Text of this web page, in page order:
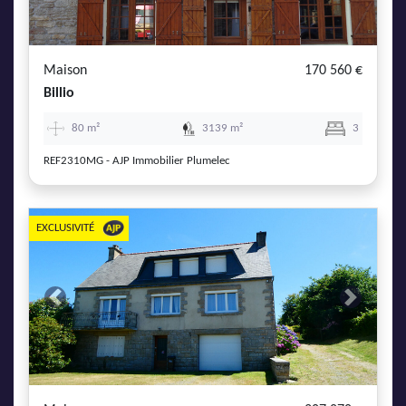
AJP Actualités
Service Qualité Clients
Maison
170 560 €
Billio
80 m² 3139 m² 3
REF2310MG - AJP Immobilier Plumelec
Previous Next
EXCLUSIVITÉ